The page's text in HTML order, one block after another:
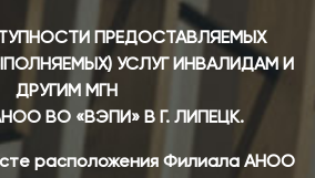
ПРЕДОСТАВЛЯЕМЫХ
УСЛУГ ИНВАЛИДАМ И
ДРУГИМ МГН
ВО «ВЭПИ» В Г. ЛИПЕЦК.
расположения Филиала АНОО